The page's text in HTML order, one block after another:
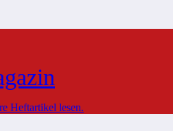
Heftartikel lesen.